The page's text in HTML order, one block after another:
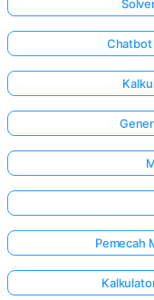
Chatbot
Pemecah